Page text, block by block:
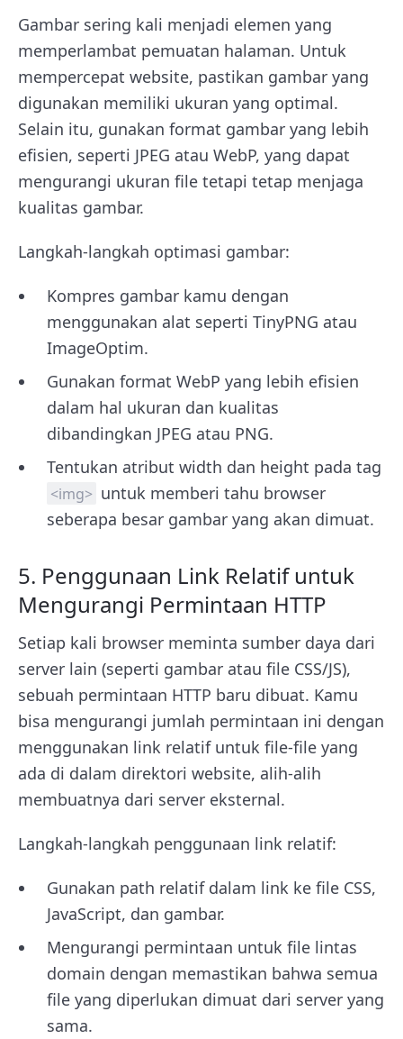
Gambar sering kali menjadi elemen yang
memperlambat pemuatan halaman. Untuk
mempercepat website, pastikan gambar yang
digunakan memiliki ukuran yang optimal.
Selain itu, gunakan format gambar yang lebih
efisien, seperti JPEG atau WebP, yang dapat
mengurangi ukuran file tetapi tetap menjaga
kualitas gambar.
Langkah-langkah optimasi gambar:
Kompres gambar kamu dengan
menggunakan alat seperti TinyPNG atau
ImageOptim.
Gunakan format WebP yang lebih efisien
dalam hal ukuran dan kualitas
dibandingkan JPEG atau PNG.
Tentukan atribut width dan height pada tag
<img> untuk memberi tahu browser
seberapa besar gambar yang akan dimuat.
5. Penggunaan Link Relatif untuk
Mengurangi Permintaan HTTP
Setiap kali browser meminta sumber daya dari
server lain (seperti gambar atau file CSS/JS),
sebuah permintaan HTTP baru dibuat. Kamu
bisa mengurangi jumlah permintaan ini dengan
menggunakan link relatif untuk file-file yang
ada di dalam direktori website, alih-alih
membuatnya dari server eksternal.
Langkah-langkah penggunaan link relatif:
Gunakan path relatif dalam link ke file CSS,
JavaScript, dan gambar.
Mengurangi permintaan untuk file lintas
domain dengan memastikan bahwa semua
file yang diperlukan dimuat dari server yang
sama.